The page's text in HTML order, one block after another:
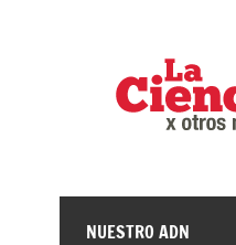
NUESTRO ADN